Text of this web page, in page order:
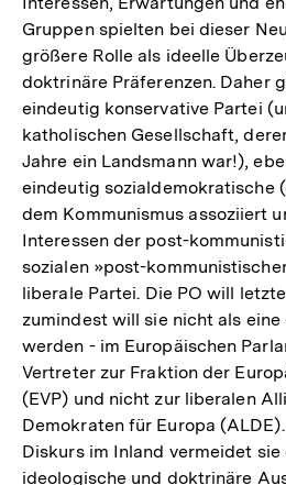
Gruppen spielten bei dieser
größere Rolle als ideelle
doktrinäre Präferenzen. Daher
eindeutig konservative Partei
katholischen Gesellschaft,
Jahre ein Landsmann war!),
eindeutig sozialdemokratische
dem Kommunismus assoziiert
Interessen der post-
sozialen »post-
liberale Partei. Die PO will
zumindest will sie nicht als
werden - im Europäischen
Vertreter zur Fraktion der
(EVP) und nicht zur liberalen
Demokraten für Europa
Diskurs im Inland vermeidet sie
ideologische und doktrinäre